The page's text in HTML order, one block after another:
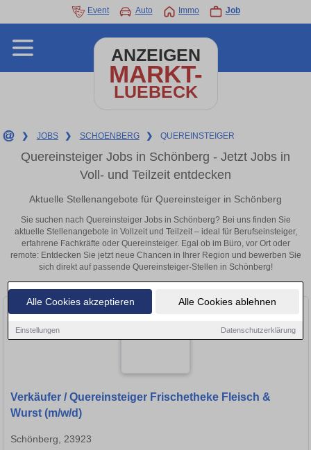
Alle Cookies akzeptieren Alle Cookies ablehnen
Einstellungen Datenschutzerklärung
Event Auto Immo Job
ANZEIGEN
MARKT-
LUEBECK
❯ JOBS ❯ SCHOENBERG ❯ QUEREINSTEIGER
Quereinsteiger Jobs in Schönberg - Jetzt Jobs in
Voll- und Teilzeit entdecken
Aktuelle Stellenangebote für Quereinsteiger in Schönberg
Sie suchen nach Quereinsteiger Jobs in Schönberg? Bei uns finden Sie
aktuelle Stellenangebote in Vollzeit und Teilzeit – ideal für Berufseinsteiger,
erfahrene Fachkräfte oder Quereinsteiger. Egal ob im Büro, vor Ort oder
remote: Entdecken Sie jetzt neue Chancen in Ihrer Region und bewerben Sie
sich direkt auf passende Quereinsteiger-Stellen in Schönberg!
Verkäufer / Quereinsteiger Frischetheke Fleisch &
Wurst (m/w/d)
Schönberg, 23923